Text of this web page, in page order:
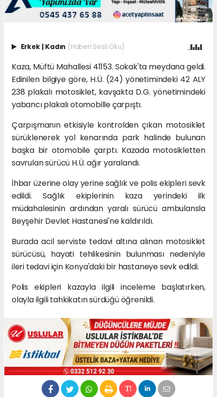
Erkek | Kadın (Haberi Sesli Oku)
Kaza, Müftü Mahallesi 41153. Sokak'ta meydana geldi.
Edinilen bilgiye göre, H.Ü. (24) yönetimindeki 42 ALY
238 plakalı motosiklet, kavşakta D.G. yönetimindeki
yabancı plakalı otomobille çarpıştı.
Çarpışmanın etkisiyle kontrolden çıkan motosiklet
sürüklenerek yol kenarında park halinde bulunan
başka bir otomobile çarptı. Kazada motosikletten
savrulan sürücü H.Ü. ağır yaralandı.
İhbar üzerine olay yerine sağlık ve polis ekipleri sevk
edildi. Sağlık ekiplerinin kaza yerindeki ilk
müdahalesinin ardından yaralı sürücü ambulansla
Beyşehir Devlet Hastanesi'ne kaldırıldı.
Burada acil serviste tedavi altına alınan motosiklet
sürücüsü, hayati tehlikesinin bulunması nedeniyle
ileri tedavi için Konya'daki bir hastaneye sevk edildi.
Polis ekipleri kazayla ilgili inceleme başlatırken,
olayla ilgili tahkikatın sürdüğü öğrenildi.